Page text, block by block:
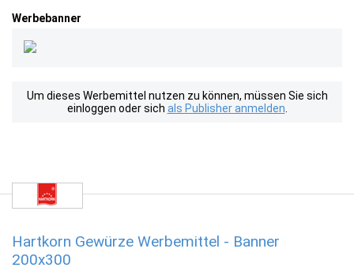
Werbebanner
Um dieses Werbemittel nutzen zu können, müssen Sie sich
einloggen oder sich als Publisher anmelden
Hartkorn Gewürze Werbemittel - Banner
200x300